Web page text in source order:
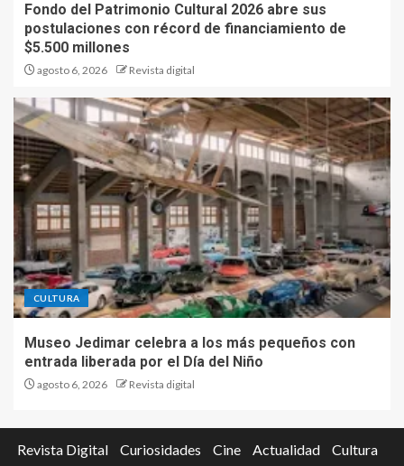
Fondo del Patrimonio Cultural 2026 abre sus
postulaciones con récord de financiamiento de
$5.500 millones
agosto 6, 2026 Revista digital
CULTURA
Museo Jedimar celebra a los más pequeños con
entrada liberada por el Día del Niño
agosto 6, 2026 Revista digital
Revista Digital Curiosidades Cine Actualidad
Cultura